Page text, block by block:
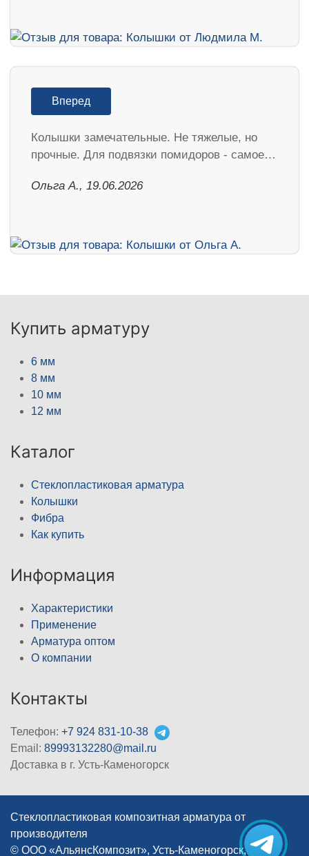
Вперед
Колышки замечательные. Не тяжелые, но
прочные. Для подвязки помидоров - самое…
Ольга А., 19.06.2026
Купить арматуру
6 мм
8 мм
10 мм
12 мм
Каталог
Стеклопластиковая арматура
Колышки
Фибра
Как купить
Информация
Характеристики
Применение
Арматура оптом
О компании
Контакты
Телефон: +7 924 831-10-38
Email: 89993132280@mail.ru
Доставка в г. Усть-Каменогорск
Стеклопластиковая композитная арматура от
производителя
© ООО «АльянсКомпозит», Усть-Каменогорск, 2012–